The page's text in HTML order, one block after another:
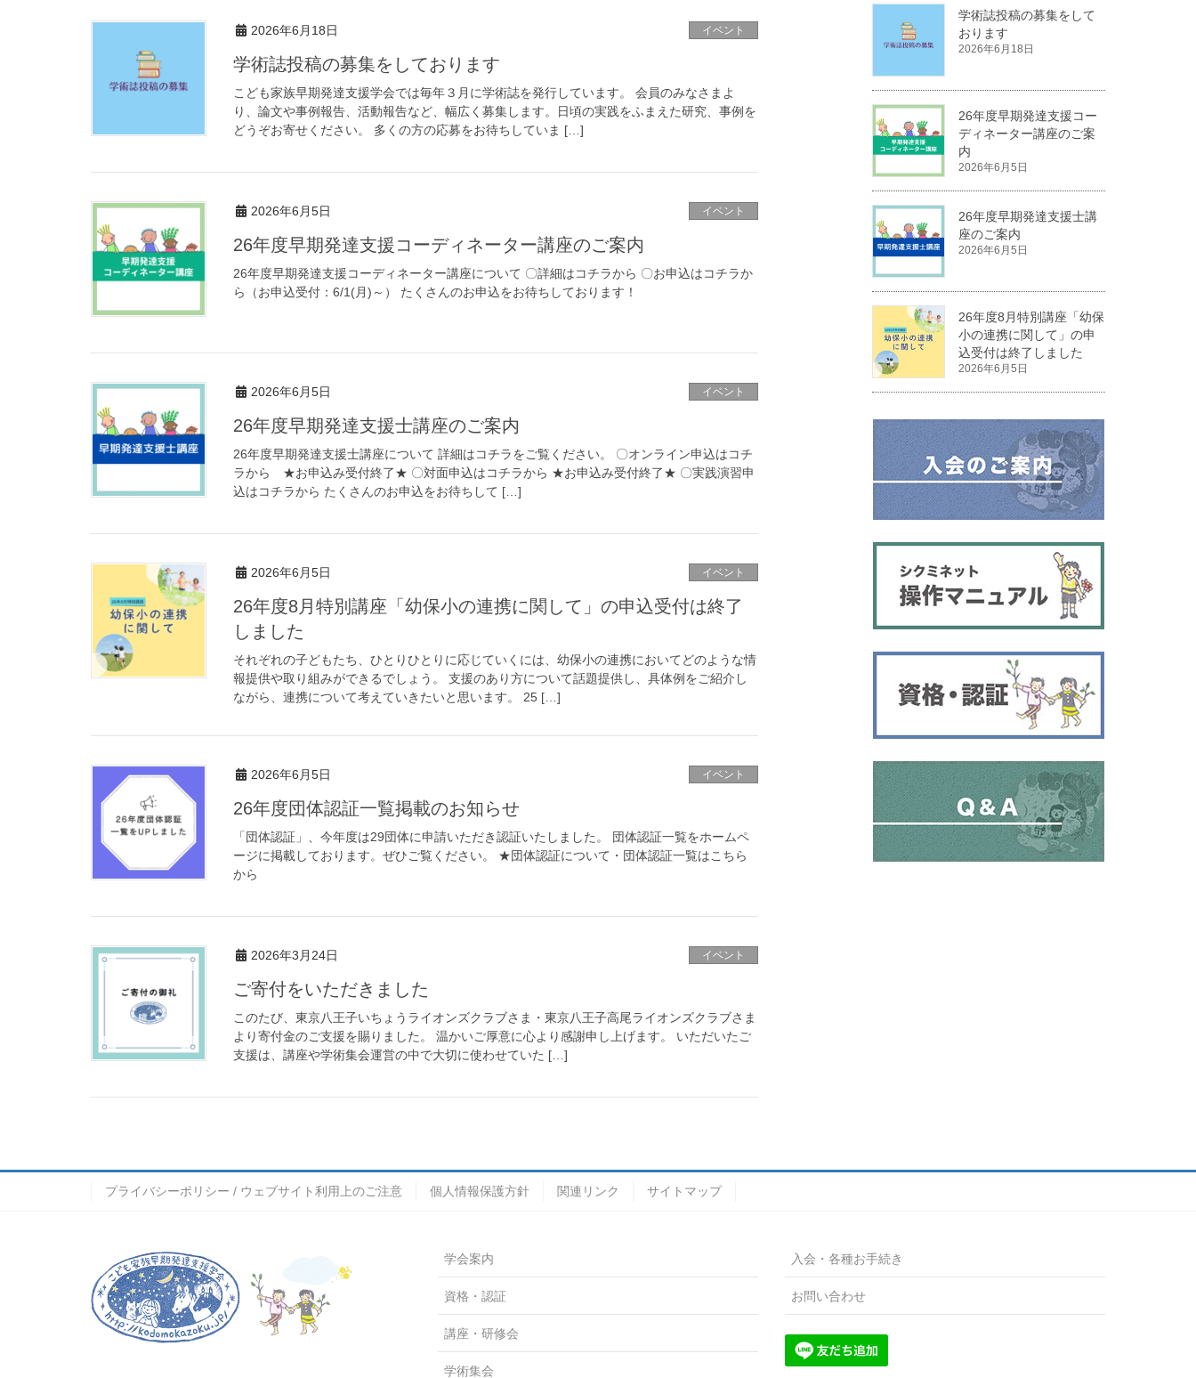
2026年6月18日 イベント
学術誌投稿の募集をしております
こども家族早期発達支援学会では毎年３月に学術誌を発行しています。 会員のみなさまよ
り、論文や事例報告、活動報告など、幅広く募集します。日頃の実践をふまえた研究、事例を
どうぞお寄せください。 多くの方の応募をお待ちしていま […]
2026年6月5日 イベント
26年度早期発達支援コーディネーター講座のご案内
26年度早期発達支援コーディネーター講座について 〇詳細はコチラから 〇お申込はコチラか
ら（お申込受付：6/1(月)～） たくさんのお申込をお待ちしております！
2026年6月5日 イベント
26年度早期発達支援士講座のご案内
26年度早期発達支援士講座について 詳細はコチラをご覧ください。 〇オンライン申込はコチ
ラから ★お申込み受付終了★ 〇対面申込はコチラから ★お申込み受付終了★ 〇実践演習申
込はコチラから たくさんのお申込をお待ちして […]
2026年6月5日 イベント
26年度8月特別講座「幼保小の連携に関して」の申込受付は終了
しました
それぞれの子どもたち、ひとりひとりに応じていくには、幼保小の連携においてどのような情
報提供や取り組みができるでしょう。 支援のあり方について話題提供し、具体例をご紹介し
ながら、連携について考えていきたいと思います。 25 […]
2026年6月5日 イベント
26年度団体認証一覧掲載のお知らせ
「団体認証」、今年度は29団体に申請いただき認証いたしました。 団体認証一覧をホームペ
ージに掲載しております。ぜひご覧ください。 ★団体認証について・団体認証一覧はこちら
から
2026年3月24日 イベント
ご寄付をいただきました
このたび、東京八王子いちょうライオンズクラブさま・東京八王子高尾ライオンズクラブさま
より寄付金のご支援を賜りました。 温かいご厚意に心より感謝申し上げます。 いただいたご
支援は、講座や学術集会運営の中で大切に使わせていた […]
学術誌投稿の募集をして
おります
2026年6月18日
26年度早期発達支援コー
ディネーター講座のご案
内
2026年6月5日
26年度早期発達支援士講
座のご案内
2026年6月5日
26年度8月特別講座「幼保
小の連携に関して」の申
込受付は終了しました
2026年6月5日
プライバシーポリシー / ウェブサイト利用上のご注意 個人情報保護方針 関連リンク サイトマップ
学会案内
資格・認証
講座・研修会
学術集会
入会・各種お手続き
お問い合わせ